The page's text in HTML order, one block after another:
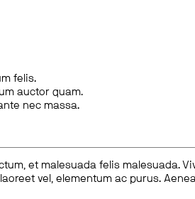
felis.
auctor quam.
nec massa.
et malesuada felis malesuada.
vel, elementum ac purus.